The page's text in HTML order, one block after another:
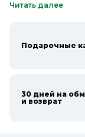
сотрудничаем с
которые помогут
Онлайн
Читать далее
Подарочные
30 дней на
и возврат